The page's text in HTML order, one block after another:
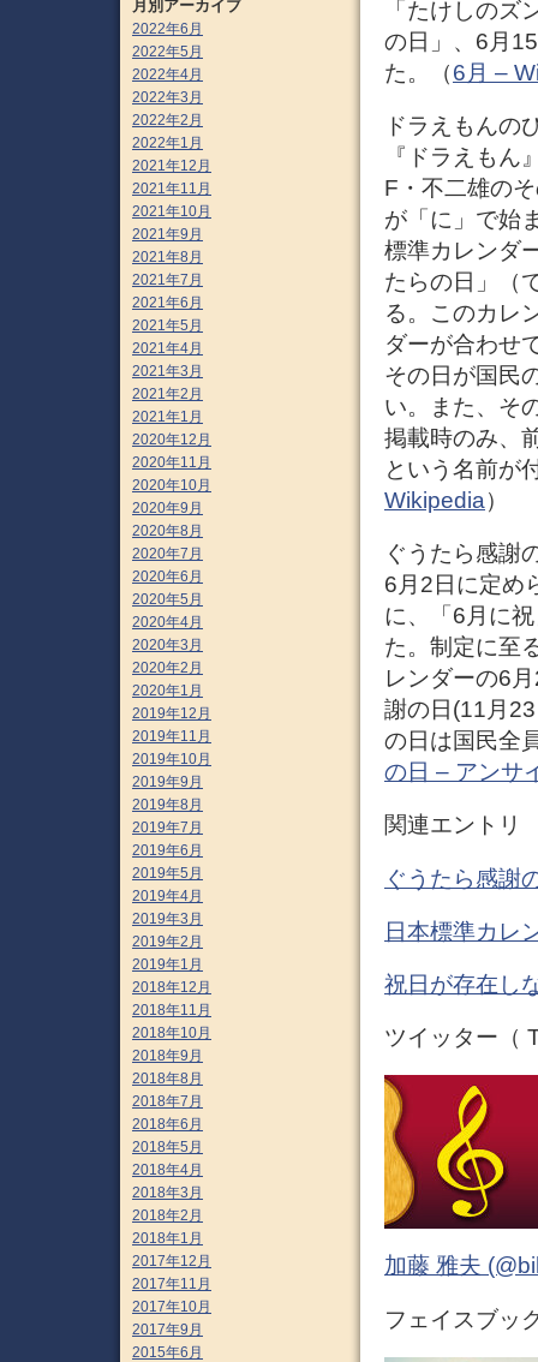
「たけしの
の日」、6月
た。（6月 –
ドラえもんの
『ドラえも
F・不二雄の
が「に」で始
標準カレンダ
たらの日」（
る。このカレ
ダーが合わせ
その日が国民
い。また、そ
掲載時のみ、
という名前が
Wikipedia）
ぐうたら感謝
6月2日に定め
に、「6月に
た。制定に至
レンダーの6
謝の日(11月
の日は国民全
の日 – アンサ
関連エントリ
ぐうたら感謝
日本標準カレ
祝日が存在し
ツイッター（
加藤 雅夫
フェイスブッ
月別アーカイブ
2022年6月
2022年5月
2022年4月
2022年3月
2022年2月
2022年1月
2021年12月
2021年11月
2021年10月
2021年9月
2021年8月
2021年7月
2021年6月
2021年5月
2021年4月
2021年3月
2021年2月
2021年1月
2020年12月
2020年11月
2020年10月
2020年9月
2020年8月
2020年7月
2020年6月
2020年5月
2020年4月
2020年3月
2020年2月
2020年1月
2019年12月
2019年11月
2019年10月
2019年9月
2019年8月
2019年7月
2019年6月
2019年5月
2019年4月
2019年3月
2019年2月
2019年1月
2018年12月
2018年11月
2018年10月
2018年9月
2018年8月
2018年7月
2018年6月
2018年5月
2018年4月
2018年3月
2018年2月
2018年1月
2017年12月
2017年11月
2017年10月
2017年9月
2015年6月